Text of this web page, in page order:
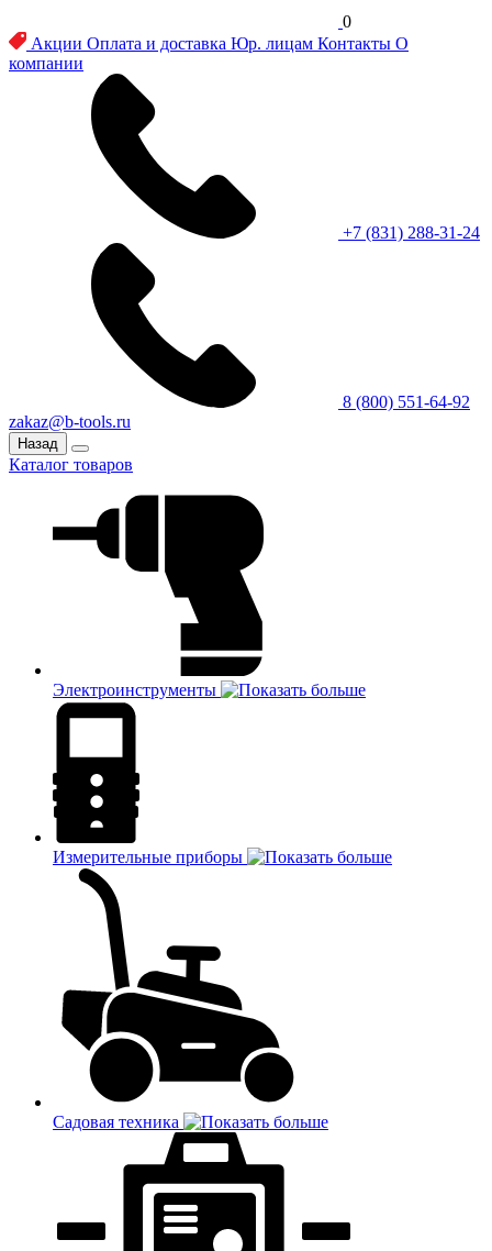
0
Акции Оплата и доставка Юр. лицам Контакты О
компании
+7 (831) 288-31-24
8 (800) 551-64-92
zakaz@b-tools.ru
Назад
Каталог товаров
Электроинструменты
Измерительные приборы
Садовая техника